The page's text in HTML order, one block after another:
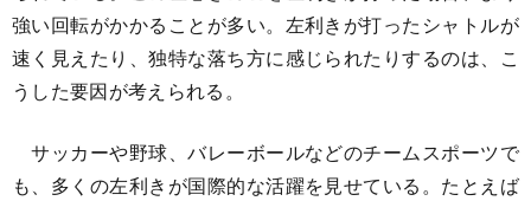
強い回転がかかることが多い。左利きが打ったシャトルが
速く見えたり、独特な落ち方に感じられたりするのは、こ
うした要因が考えられる。
サッカーや野球、バレーボールなどのチームスポーツで
も、多くの左利きが国際的な活躍を見せている。たとえば